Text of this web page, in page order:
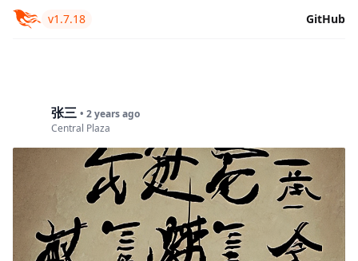
v1.7.18 GitHub
张三 • 2 years ago
Central Plaza